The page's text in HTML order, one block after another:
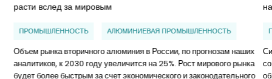
расти вслед за мировым
ПРОМЫШЛЕННОСТЬ АЛЮМИНИЕВАЯ ПРОМЫШЛЕННОСТЬ
Объем рынка вторичного алюминия в России, по прогнозам наших
аналитиков, к 2030 году увеличится на 25%. Рост мирового рынка
будет более быстрым за счет экономического и законодательного